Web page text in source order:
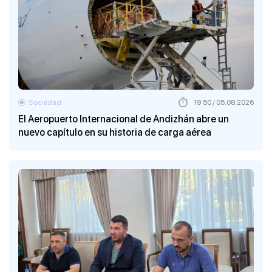
El Aeropuerto Internacional de Andizhán abre un
nuevo capítulo en su historia de carga aérea
Sociedad 19:50 / 05.08.2026